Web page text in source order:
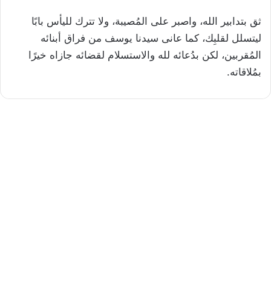
ثق بتدابير الله، واصبر على المُصيبة، ولا تترك لليأس بابًا
ليتسلل لقلبِك، كما عانى سيدنا يوسف من فراق أبنائه
المُقربين، لكن بدُعائه لله والاستسلام لقضائه جازاه خيرًا
بمُلاقاته.